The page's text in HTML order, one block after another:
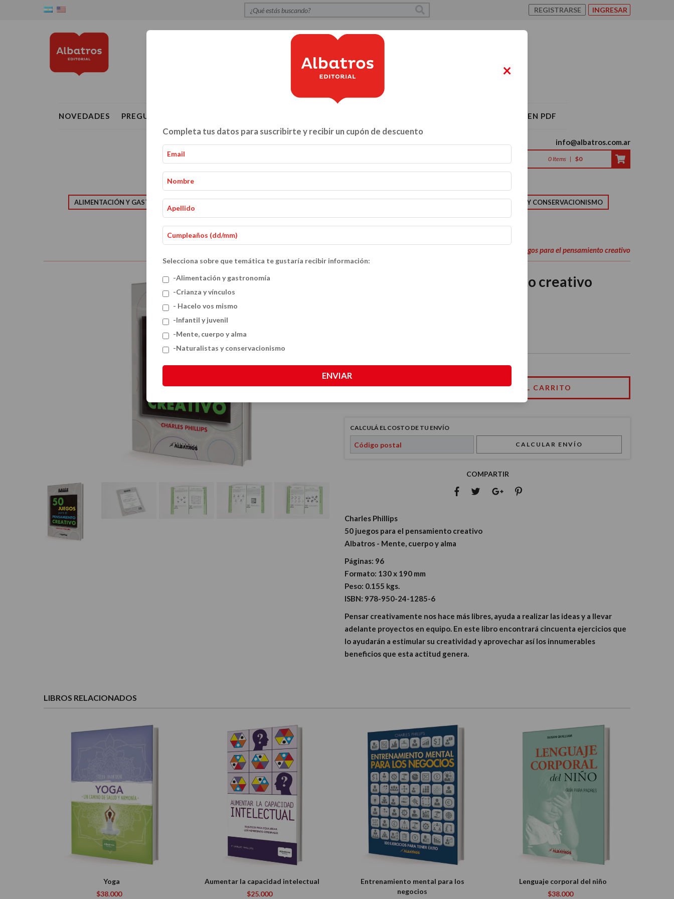
REGISTRARSE INGRESAR
NOVEDADES PREGUNTAS FRECUENTES CATÁLOGO ALBATROS 2026 EN PDF
info@albatros.com.ar
0 Items | $0
ALIMENTACIÓN Y GASTRONOMÍA NATURALEZA Y CONSERVACIONISMO
50 juegos para el pensamiento creativo
50 juegos para el pensamiento creativo
CALCULÁ EL COSTO DE TU ENVÍO
CALCULAR ENVÍO
COMPARTIR
Charles Phillips
50 juegos para el pensamiento creativo
Albatros - Mente, cuerpo y alma
Páginas: 96
Formato: 130 x 190 mm
Peso: 0.155 kgs.
ISBN: 978-950-24-1285-6
Pensar creativamente nos hace más libres, ayuda a realizar las ideas y a llevar
adelante proyectos en equipo. En este libro encontrará cincuenta ejercicios que
lo ayudarán a estimular su creatividad y aprovechar así los innumerables
beneficios que esta actitud genera.
LIBROS RELACIONADOS
Yoga
$38.000
Aumentar la capacidad intelectual
$25.000
Entrenamiento mental para los
negocios
Lenguaje corporal del niño
$38.000
×
Completa tus datos para suscribirte y recibir un cupón de descuento
Selecciona sobre que temática te gustaría recibir información:
-Alimentación y gastronomía
-Crianza y vínculos
- Hacelo vos mismo
-Infantil y juvenil
-Mente, cuerpo y alma
-Naturalistas y conservacionismo
ENVIAR